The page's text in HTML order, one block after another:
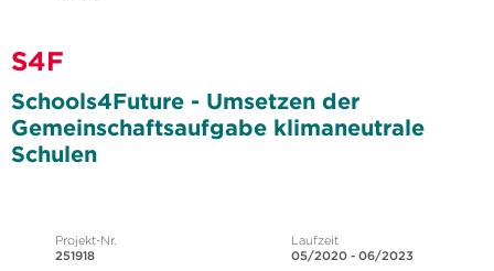
S4F
Schools4Future - Umsetzen der
Gemeinschaftsaufgabe klimaneutrale
Schulen
Projekt-Nr.
251918
Laufzeit
05/2020 - 06/2023